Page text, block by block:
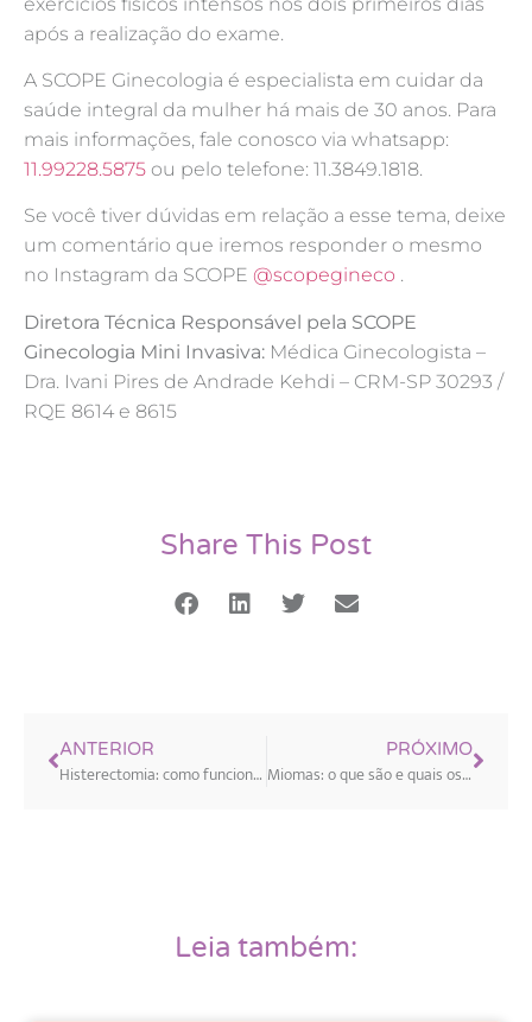
após a realização do exame.
A SCOPE Ginecologia é especialista em cuidar da
saúde integral da mulher há mais de 30 anos. Para
mais informações, fale conosco via whatsapp:
11.99228.5875 ou pelo telefone: 11.3849.1818.
Se você tiver dúvidas em relação a esse tema, deixe
um comentário que iremos responder o mesmo
no Instagram da SCOPE @scopegineco .
Diretora Técnica Responsável pela SCOPE
Ginecologia Mini Invasiva: Médica Ginecologista –
Dra. Ivani Pires de Andrade Kehdi – CRM-SP 30293 /
RQE 8614 e 8615
Share This Post
ANTERIOR
Histerectomia: como funciona e quando é indicada
PRÓXIMO
Miomas: o que são e quais os tratamentos indicados
Leia também: